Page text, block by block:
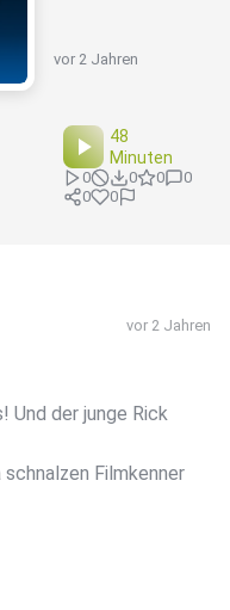
vor 2 Jahren
48
Minuten
0 0 0
0
0
0
vor 2 Jahren
Und der junge Rick
Filmkenner